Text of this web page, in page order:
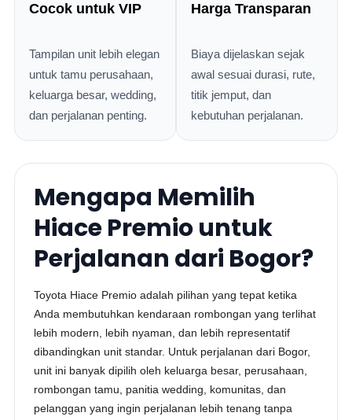
Cocok untuk VIP
Tampilan unit lebih elegan
untuk tamu perusahaan,
keluarga besar, wedding,
dan perjalanan penting.
Harga Transparan
Biaya dijelaskan sejak
awal sesuai durasi, rute,
titik jemput, dan
kebutuhan perjalanan.
Mengapa Memilih
Hiace Premio untuk
Perjalanan dari Bogor?
Toyota Hiace Premio adalah pilihan yang tepat ketika
Anda membutuhkan kendaraan rombongan yang terlihat
lebih modern, lebih nyaman, dan lebih representatif
dibandingkan unit standar. Untuk perjalanan dari Bogor,
unit ini banyak dipilih oleh keluarga besar, perusahaan,
rombongan tamu, panitia wedding, komunitas, dan
pelanggan yang ingin perjalanan lebih tenang tanpa